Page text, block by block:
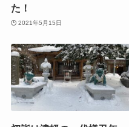
た！
2021年5月15日